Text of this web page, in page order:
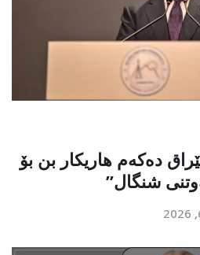
دەكەم هاریكار بن بۆ
شنگال”